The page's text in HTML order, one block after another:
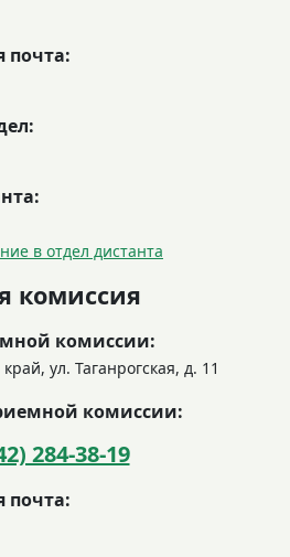
почта:
в отдел дистанта
комиссия
комиссии:
ул. Таганрогская, д. 11
комиссии:
284-38-19
почта: